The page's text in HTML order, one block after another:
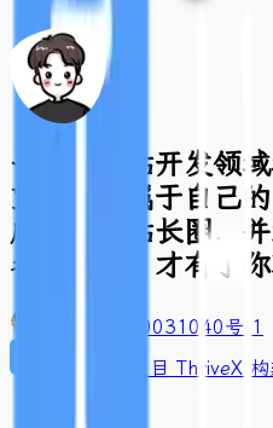
一直对网站开发领
望有一个属于自己
成功进入站长圈，
各种折腾，才有了
豫ICP备2020031040号-1
基于开源项目 ThriveX 构